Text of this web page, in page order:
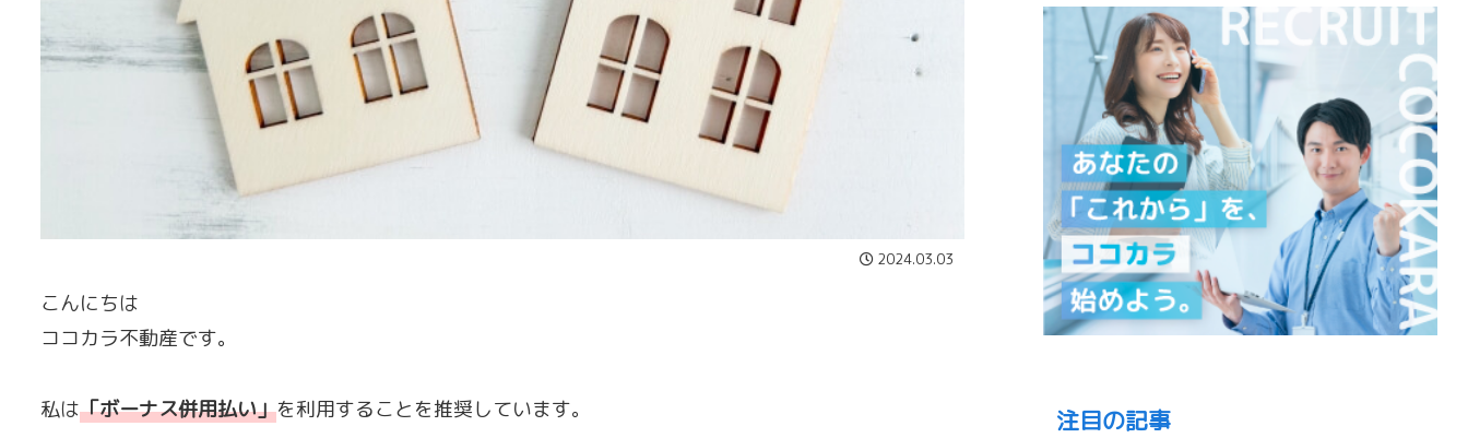
2024.03.03
こんにちは
ココカラ不動産です。
私は「ボーナス併用払い」を利用することを推奨しています。 注目の記事